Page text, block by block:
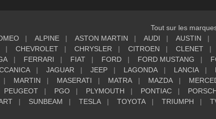
Tout sur les
ALPINE ASTON MARTIN AUDI AUSTIN
CHEVROLET CHRYSLER CITROEN CLENET
FERRARI FIAT FORD FORD MUSTANG
JAGUAR JEEP LAGONDA LANCIA
MARTIN MASERATI MATRA MAZDA
PEUGEOT PGO PLYMOUTH PONTIAC
SUNBEAM TESLA TOYOTA TRIUMPH